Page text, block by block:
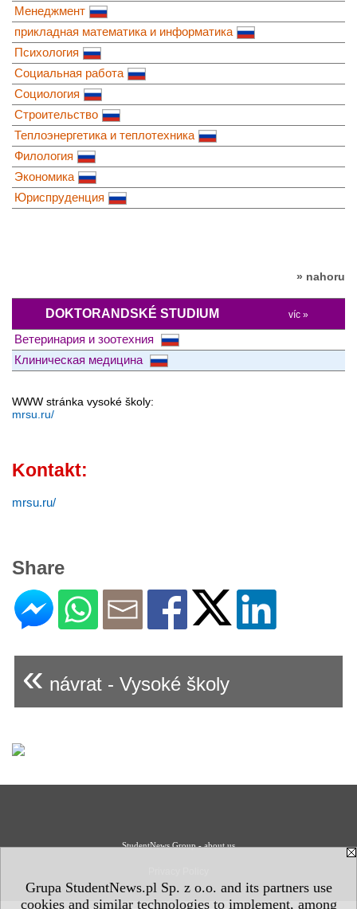
Grupa StudentNews.pl Sp. z o.o. and its partners use
cookies and similar technologies to implement, among
Менеджмент
прикладная математика и информатика
Психология
Социальная работа
Социология
Строительство
Теплоэнергетика и теплотехника
Филология
Экономика
Юриспруденция
» nahoru
DOKTORANDSKÉ STUDIUM víc »
Ветеринария и зоотехния
Клиническая медицина
WWW stránka vysoké školy:
mrsu.ru/
Kontakt:
mrsu.ru/
Share
« návrat - Vysoké školy
StudentNews Group - about us